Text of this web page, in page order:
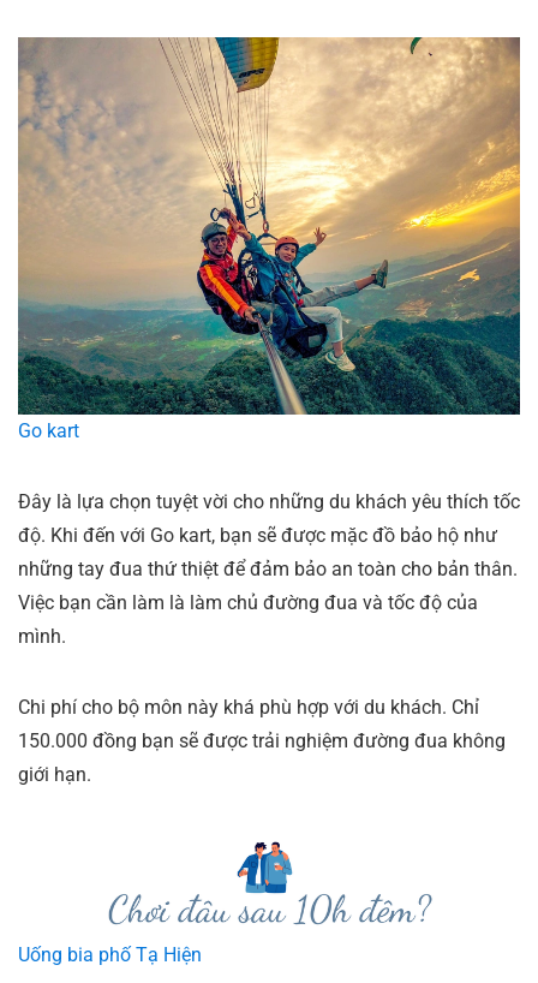
Go kart
Đây là lựa chọn tuyệt vời cho những du khách yêu thích tốc
độ. Khi đến với Go kart, bạn sẽ được mặc đồ bảo hộ như
những tay đua thứ thiệt để đảm bảo an toàn cho bản thân.
Việc bạn cần làm là làm chủ đường đua và tốc độ của
mình.
Chi phí cho bộ môn này khá phù hợp với du khách. Chỉ
150.000 đồng bạn sẽ được trải nghiệm đường đua không
giới hạn.
Uống bia phố Tạ Hiện